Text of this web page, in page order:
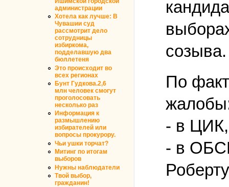
администрации
Хотела как лучше: В
Чувашии суд
рассмотрит дело
сотрудницы
избиркома,
подделавшую два
бюллетеня
Это происходит во
всех регионах
Бунт Гудкова.2,6
млн человек смогут
проголосовать
несколько раз
Информация к
размышлению
избирателей или
вопросы прокурору.
Чьи ушки торчат?
Митинг по итогам
выборов
Нужны наблюдатели
Твой выбор,
гражданин!
созыва.
По
- в ЦИК,
- в